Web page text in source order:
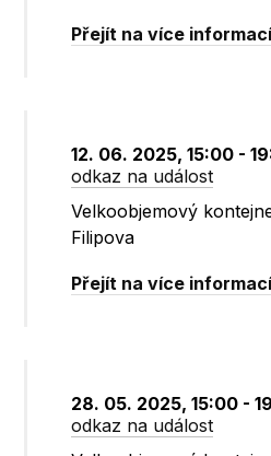
Přejít na více
12. 06. 2025, 15:00 -
odkaz na událost
Velkoobjemový
Filipova
Přejít na více
28. 05. 2025, 15:00 -
odkaz na událost